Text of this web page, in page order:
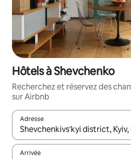
Hôtels à Shevchenko
Recherchez et réservez des
sur Airbnb
Adresse
Lorsque les résultats s'affichent,
Arrivée